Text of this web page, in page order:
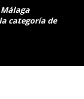
categoría de